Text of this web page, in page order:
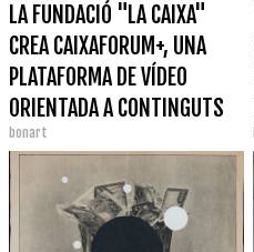
LA FUNDACIÓ "LA CAIXA"
CREA CAIXAFORUM+, UNA
PLATAFORMA DE VÍDEO
ORIENTADA A CONTINGUTS
CULTURALS
bonart